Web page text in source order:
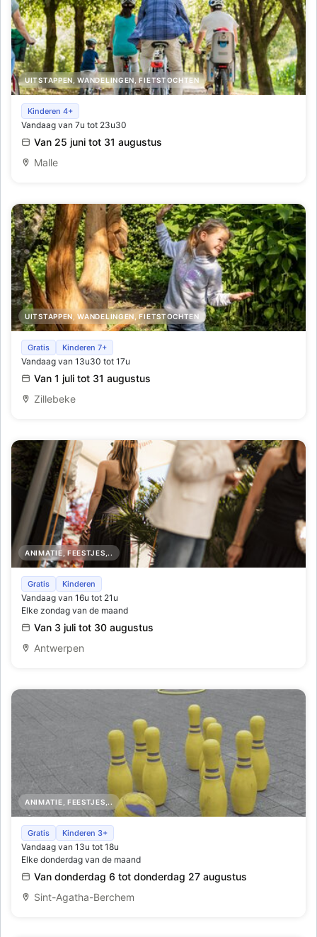
UITSTAPPEN, WANDELINGEN, FIETSTOCHTEN
Fietszoektocht voor gezinnen
Kinderen 4+
Vandaag van 7u tot 23u30
Van 25 juni tot 31 augustus
Malle
UITSTAPPEN, WANDELINGEN, FIETSTOCHTEN
Kraak de code van de Schatkist van Vlieg
Gratis Kinderen 7+
Vandaag van 13u30 tot 17u
Van 1 juli tot 31 augustus
Zillebeke
ANIMATIE, FEESTJES,..
Horta x Veuve Clicquot Rooftop Terrace
Gratis Kinderen
Vandaag van 16u tot 21u
Elke zondag van de maand
Van 3 juli tot 30 augustus
Antwerpen
ANIMATIE, FEESTJES,..
Je Joue - Ik Speel
Gratis Kinderen 3+
Vandaag van 13u tot 18u
Elke donderdag van de maand
Van donderdag 6 tot donderdag 27 augustus
Sint-Agatha-Berchem